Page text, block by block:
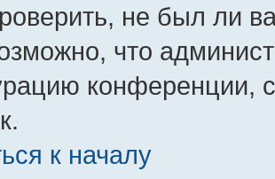
не был ли
что
конференции,
к началу